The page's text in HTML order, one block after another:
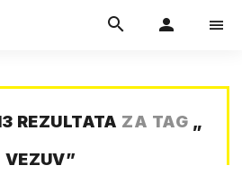
REZULTATA ZA TAG „
VEZUV”